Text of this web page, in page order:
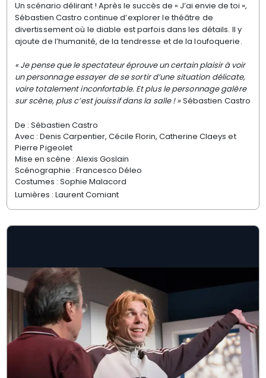
Un scénario délirant ! Après le succès de « J’ai envie de toi »,
Sébastien Castro continue d’explorer le théâtre de
divertissement où le diable estparfois dans les détails. Il y
ajoute de l’humanité, de la tendresse et dela loufoquerie.
« Je pense que le spectateur éprouve un certain plaisir à voir
unpersonnage essayer de se sortir d’une situation délicate,
voiretotalement inconfortable. Et plus le personnage galère
sur scène, plusc’est jouissif dans la salle ! »Sébastien Castro
De : Sébastien Castro
Avec : Denis Carpentier, Cécile Florin, Catherine Claeys et
Pierre Pigeolet
Mise en scène : Alexis Goslain
Scénographie : Francesco Déleo
Costumes : Sophie Malacord
Lumières : Laurent Comiant